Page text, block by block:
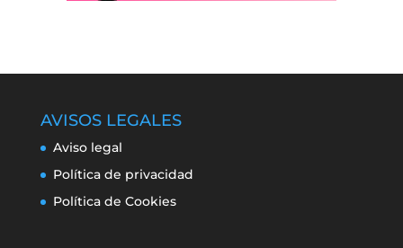
AVISOS LEGALES
Aviso legal
Política de privacidad
Política de Cookies